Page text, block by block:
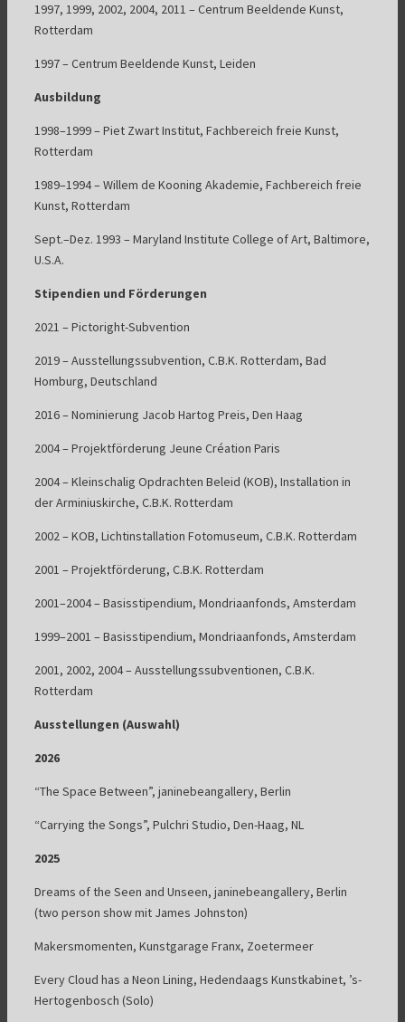
1997, 1999, 2002, 2004, 2011 – Centrum Beeldende Kunst,
Rotterdam
1997 – Centrum Beeldende Kunst, Leiden
Ausbildung
1998–1999 – Piet Zwart Institut, Fachbereich freie Kunst,
Rotterdam
1989–1994 – Willem de Kooning Akademie, Fachbereich freie
Kunst, Rotterdam
Sept.–Dez. 1993 – Maryland Institute College of Art, Baltimore,
U.S.A.
Stipendien und Förderungen
2021 – Pictoright-Subvention
2019 – Ausstellungssubvention, C.B.K. Rotterdam, Bad
Homburg, Deutschland
2016 – Nominierung Jacob Hartog Preis, Den Haag
2004 – Projektförderung Jeune Création Paris
2004 – Kleinschalig Opdrachten Beleid (KOB), Installation in
der Arminiuskirche, C.B.K. Rotterdam
2002 – KOB, Lichtinstallation Fotomuseum, C.B.K. Rotterdam
2001 – Projektförderung, C.B.K. Rotterdam
2001–2004 – Basisstipendium, Mondriaanfonds, Amsterdam
1999–2001 – Basisstipendium, Mondriaanfonds, Amsterdam
2001, 2002, 2004 – Ausstellungssubventionen, C.B.K.
Rotterdam
Ausstellungen (Auswahl)
2026
“The Space Between”, janinebeangallery, Berlin
“Carrying the Songs”, Pulchri Studio, Den-Haag, NL
2025
Dreams of the Seen and Unseen, janinebeangallery, Berlin
(two person show mit James Johnston)
Makersmomenten, Kunstgarage Franx, Zoetermeer
Every Cloud has a Neon Lining, Hedendaags Kunstkabinet, ’s-
Hertogenbosch (Solo)